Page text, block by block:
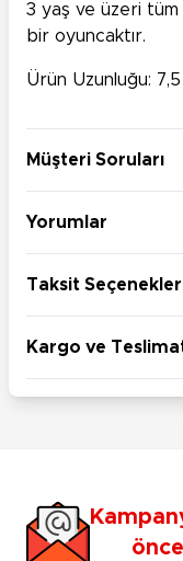
3 yaş ve üzeri tüm
bir oyuncaktır.
Ürün Uzunluğu:
Müşteri Soruları
Yorumlar
Taksit
Kargo ve